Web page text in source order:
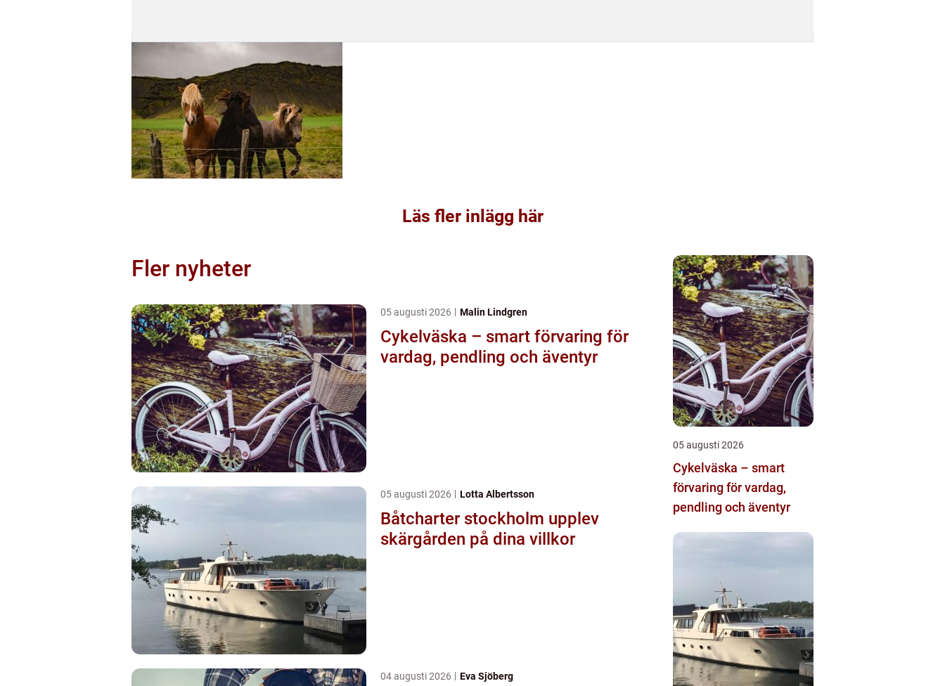
Läs fler inlägg här
Fler nyheter
05 augusti 2026 Malin Lindgren
Cykelväska – smart förvaring för
vardag, pendling och äventyr
05 augusti 2026 Lotta Albertsson
Båtcharter stockholm upplev
skärgården på dina villkor
04 augusti 2026 Eva Sjöberg
05 augusti 2026
Cykelväska – smart
förvaring för vardag,
pendling och äventyr